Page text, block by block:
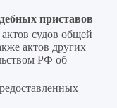
приставов
судов общей
актов других
РФ об